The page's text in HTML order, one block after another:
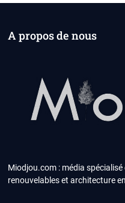
A propos de nous
Miodjou.com : média
renouvelables et architecture